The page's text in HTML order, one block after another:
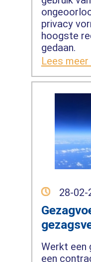
privacy
hoogste
gedaan.
Lees meer
28-02-
Werkt een
een